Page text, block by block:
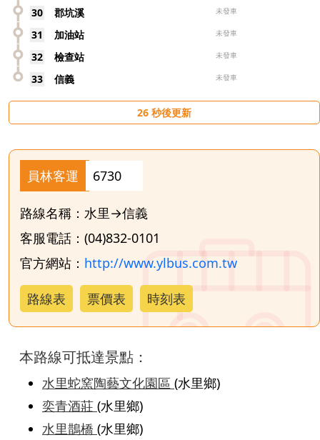
30 郡坑溪 未發車
31 加油站 未發車
32 檢查站 未發車
33 信義 未發車
26 秒後更新
員林客運 6730
路線名稱：水里→信義
客服電話：(04)832-0101
官方網站： http://www.ylbus.com.tw
路線表 票價表 時刻表
本路線可抵達景點：
水里蛇窯陶藝文化園區 (水里鄉)
奕青酒莊 (水里鄉)
水里鵲橋 (水里鄉)